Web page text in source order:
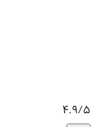
4.9/5